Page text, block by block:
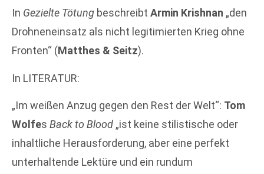
In Gezielte Tötung beschreibt Armin Krishnan „den
Drohneneinsatz als nicht legitimierten Krieg ohne
Fronten“ (Matthes & Seitz).
In LITERATUR:
„Im weißen Anzug gegen den Rest der Welt“: Tom
Wolfes Back to Blood „ist keine stilistische oder
inhaltliche Herausforderung, aber eine perfekt
unterhaltende Lektüre und ein rundum